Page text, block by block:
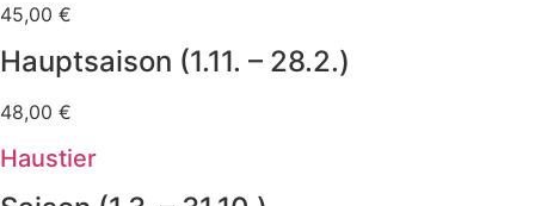
45,00 €
Hauptsaison (1.11. – 28.2.)
48,00 €
Haustier